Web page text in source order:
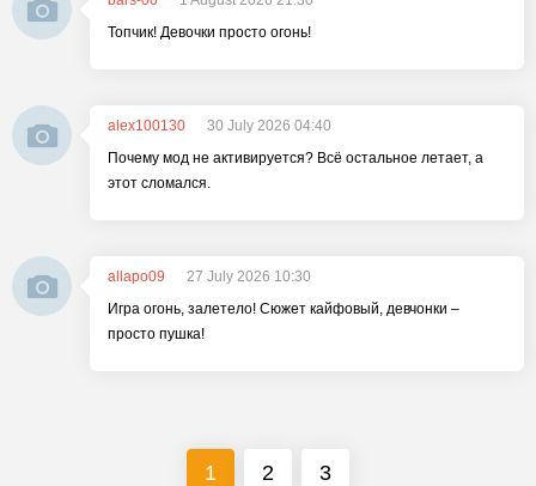
Топчик! Девочки просто огонь!
alex100130
30 July 2026 04:40
Почему мод не активируется? Всё остальное летает, а
этот сломался.
allapo09
27 July 2026 10:30
Игра огонь, залетело! Сюжет кайфовый, девчонки –
просто пушка!
1 2 3